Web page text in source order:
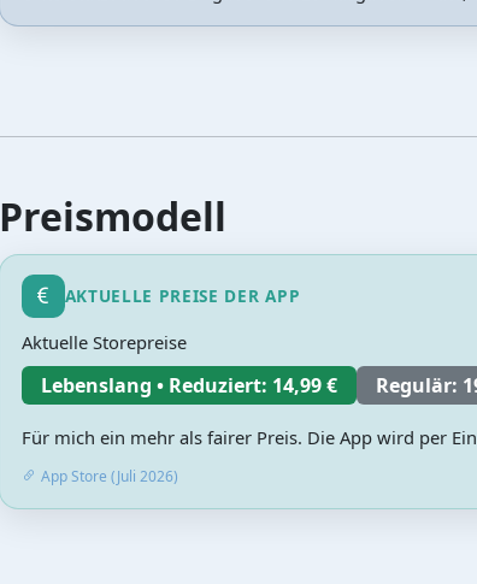
Preismodell
AKTUELLE PREISE DER APP
Aktuelle Storepreise
Lebenslang • Reduziert: 14,99 € Regulär:
Für mich ein mehr als fairer Preis. Die App wird per
App Store (Juli 2026)